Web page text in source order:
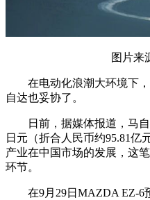
图片来
在电动化浪潮大环境下
自达也妥协了。
日前，据媒体报道，马
日元（折合人民币约95.81亿
产业在中国市场的发展，这
环节。
在9月29日MAZDA EZ-6